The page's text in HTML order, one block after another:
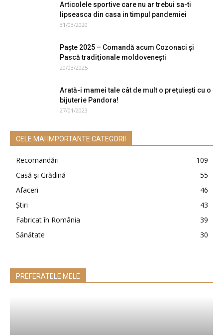
Articolele sportive care nu ar trebui sa-ti
lipseasca din casa in timpul pandemiei
31/03/2020
Paşte 2025 – Comandă acum Cozonaci şi
Pască tradiţionale moldovenești
20/03/2025
Arată-i mamei tale cât de mult o prețuiești cu o
bijuterie Pandora!
27/01/2023
CELE MAI IMPORTANTE CATEGORII
Recomandări
109
Casă şi Grădină
55
Afaceri
46
Ştiri
43
Fabricat în România
39
Sănătate
30
PREFERATELE MELE